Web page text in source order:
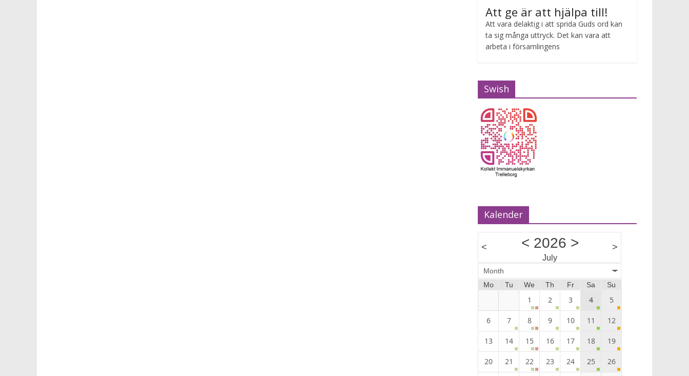
Att ge är att hjälpa till!
Att vara delaktig i att sprida Guds ord kan
ta sig många uttryck. Det kan vara att
arbeta i församlingens
Swish
Kalender
< < 2026 >
July
>
Month
Mo
Tu We Th Fr Sa Su
1 2 3 4 5
6 7 8 9 10 11 12
13 14 15 16 17 18 19
20 21 22 23 24 25 26